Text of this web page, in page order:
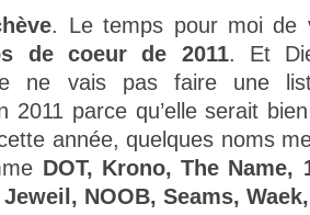
. Le temps pour moi de
de coeur de 2011. Et
ne vais pas faire une
2011 parce qu’elle serait
année, quelques noms
DOT, Krono, The Name,
NOOB, Seams,